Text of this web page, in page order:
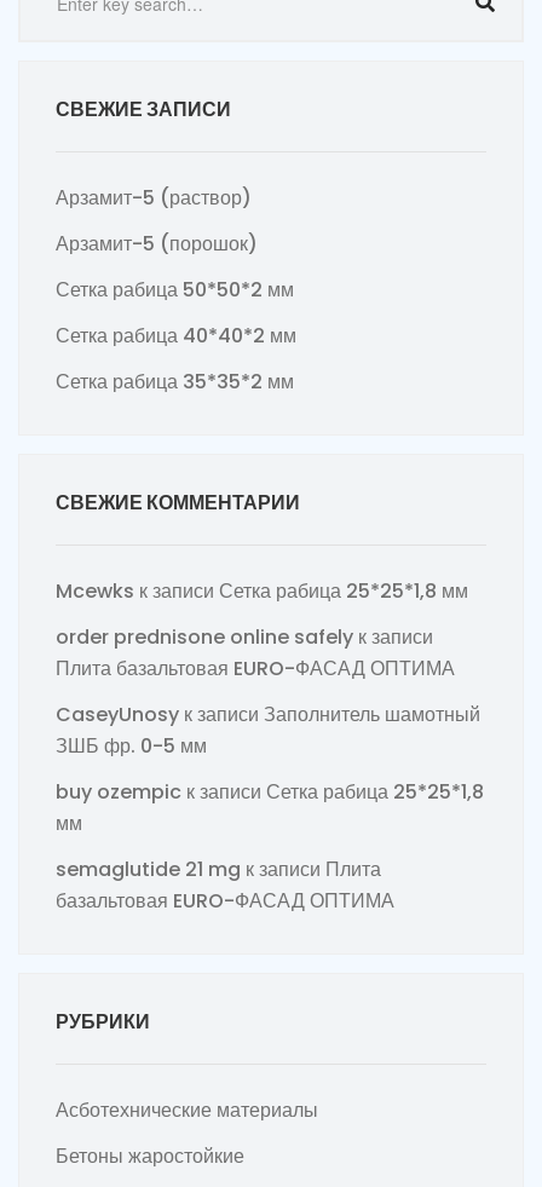
СВЕЖИЕ ЗАПИСИ
Арзамит-5 (раствор)
Арзамит-5 (порошок)
Сетка рабица 50*50*2 мм
Сетка рабица 40*40*2 мм
Сетка рабица 35*35*2 мм
СВЕЖИЕ КОММЕНТАРИИ
Mcewks к записи Сетка рабица 25*25*1,8 мм
order prednisone online safely к записи
Плита базальтовая EURO-ФАСАД ОПТИМА
CaseyUnosy к записи Заполнитель шамотный
ЗШБ фр. 0-5 мм
buy ozempic к записи Сетка рабица 25*25*1,8
мм
semaglutide 21 mg к записи Плита
базальтовая EURO-ФАСАД ОПТИМА
РУБРИКИ
Асботехнические материалы
Бетоны жаростойкие